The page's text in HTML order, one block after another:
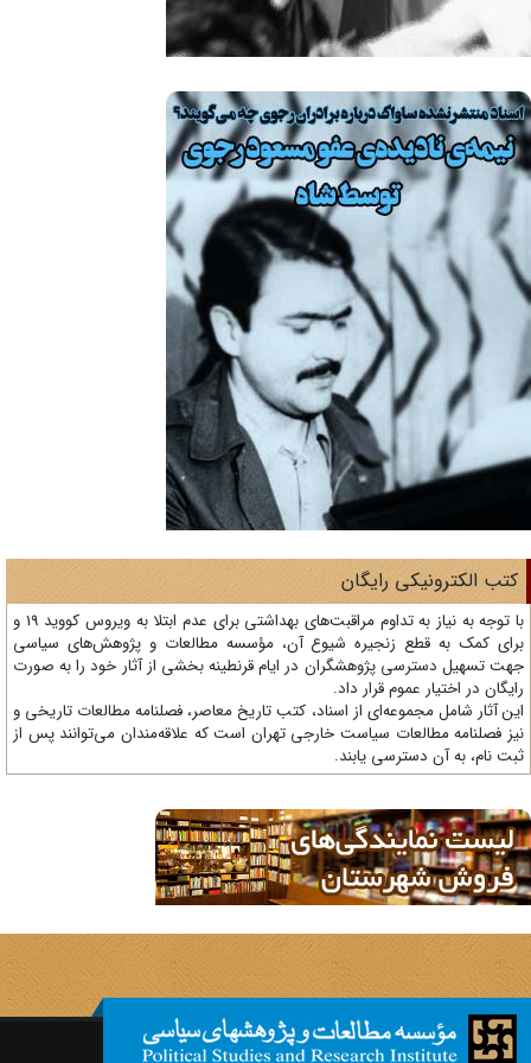
الکترونیکی رایگان
با توجه به نیاز به تداوم مراقبت‌های بهداشتی برای عدم ابتلا به ویروس کووید 19 و
کمک به قطع زنجیره شیوع آن، مؤسسه مطالعات و پژوهش‌های سیاسی
تسهیل دسترسی پژوهشگران در ایام قرنطینه بخشی از آثار خود را به صورت
در اختیار عموم قرار داد.
آثار شامل مجموعه‌ای از اسناد، کتب تاریخ معاصر، فصلنامه‌ مطالعات تاریخی و
فصلنامه مطالعات سیاست خارجی تهران است که علاقه‌مندان می‌توانند پس از
نام، به آن دسترسی یابند.